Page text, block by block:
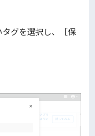
グを選択し、［保